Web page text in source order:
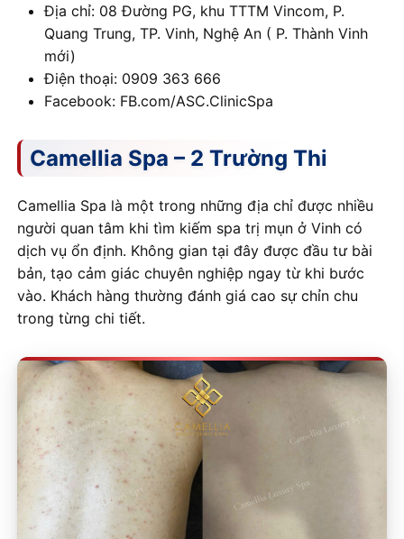
Địa chỉ: 08 Đường PG, khu TTTM Vincom, P.
Quang Trung, TP. Vinh, Nghệ An ( P. Thành Vinh
mới)
Điện thoại: 0909 363 666
Facebook: FB.com/ASC.ClinicSpa
Camellia Spa – 2 Trường Thi
Camellia Spa là một trong những địa chỉ được nhiều
người quan tâm khi tìm kiếm spa trị mụn ở Vinh có
dịch vụ ổn định. Không gian tại đây được đầu tư bài
bản, tạo cảm giác chuyên nghiệp ngay từ khi bước
vào. Khách hàng thường đánh giá cao sự chỉn chu
trong từng chi tiết.